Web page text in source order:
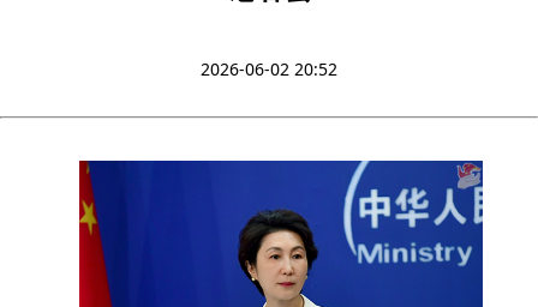
2026-06-02 20:52